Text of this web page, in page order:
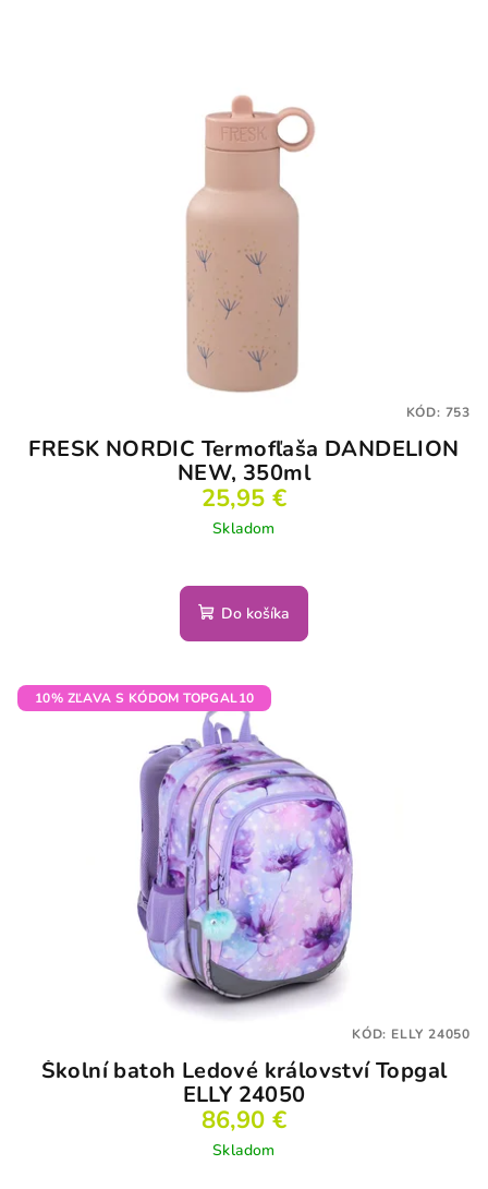
FRESK NORDIC Termofľaša DANDELION
NEW, 350ml
25,95 €
Skladom
Do košíka
KÓD: 753
10% ZĽAVA S KÓDOM TOPGAL10
Školní batoh Ledové království Topgal
ELLY 24050
86,90 €
Skladom
KÓD: ELLY 24050